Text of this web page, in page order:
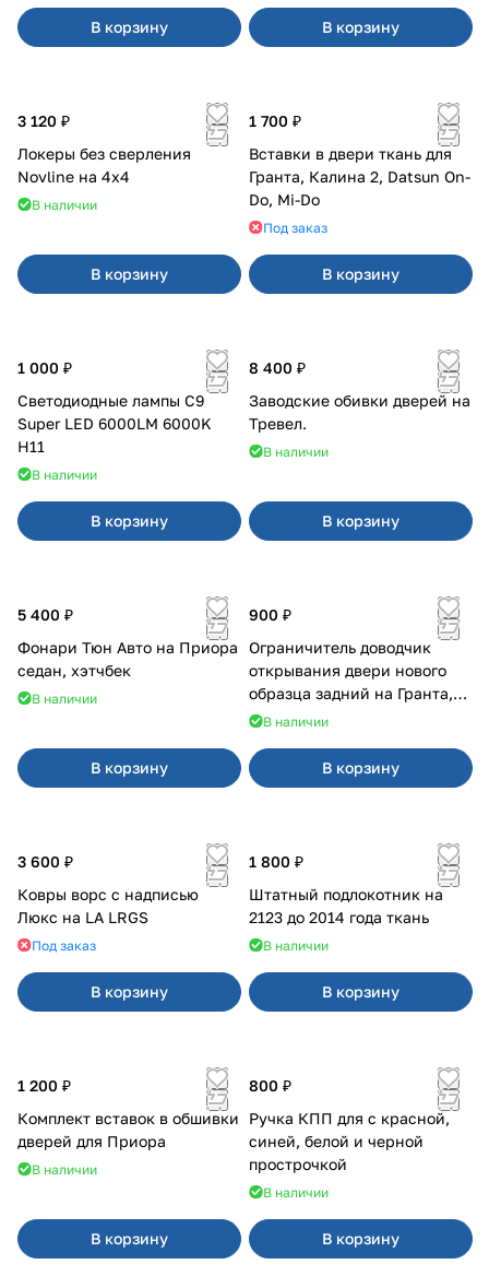
В корзину В корзину
3 120 ₽
Локеры без сверления
Novline на 4х4
В наличии
В корзину
1 700 ₽
Вставки в двери ткань для
Гранта, Калина 2, Datsun On-
Do, Mi-Do
Под заказ
В корзину
1 000 ₽
Светодиодные лампы C9
Super LED 6000LM 6000K
H11
В наличии
В корзину
8 400 ₽
Заводские обивки дверей на
Тревел.
В наличии
В корзину
5 400 ₽
Фонари Тюн Авто на Приора
седан, хэтчбек
В наличии
В корзину
900 ₽
Ограничитель доводчик
открывания двери нового
образца задний на Гранта,
Урбан
В наличии
В корзину
3 600 ₽
Ковры ворс с надписью
Люкс на LA LRGS
Под заказ
В корзину
1 800 ₽
Штатный подлокотник на
2123 до 2014 года ткань
В наличии
В корзину
1 200 ₽
Комплект вставок в обшивки
дверей для Приора
В наличии
В корзину
800 ₽
Ручка КПП для с красной,
синей, белой и черной
прострочкой
В наличии
В корзину